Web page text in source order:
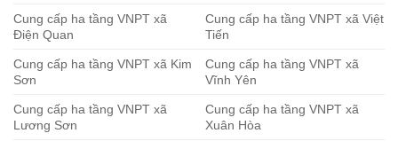
Cung cấp ha tầng VNPT xã
Điện Quan
Cung cấp ha tầng VNPT xã Việt
Tiến
Cung cấp ha tầng VNPT xã Kim
Sơn
Cung cấp ha tầng VNPT xã
Vĩnh Yên
Cung cấp ha tầng VNPT xã
Lương Sơn
Cung cấp ha tầng VNPT xã
Xuân Hòa